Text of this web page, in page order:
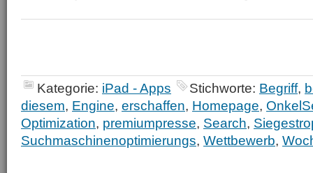
Kategorie: iPad - Apps Stichworte: Begriff,
diesem, Engine, erschaffen, Homepage,
Optimization, premiumpresse, Search,
Suchmaschinenoptimierungs, Wettbewerb,